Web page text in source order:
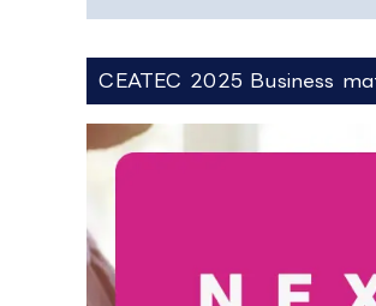
CEATEC 2025 Business